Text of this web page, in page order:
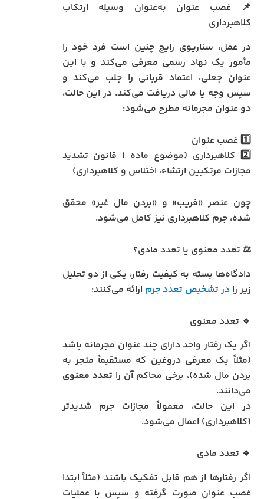
📌 غصب عنوان به‌عنوان وسیله ارتکاب
کلاهبرداری
در عمل، سناریوی رایج چنین است فرد خود را
مأمور یک نهاد رسمی معرفی می‌کند و با این
عنوان جعلی، اعتماد قربانی را جلب می‌کند و
سپس وجه یا مالی دریافت می‌کند. در این حالت،
دو عنوان مجرمانه مطرح می‌شود:
1️⃣ غصب عنوان
2️⃣ کلاهبرداری (موضوع ماده ۱ قانون تشدید
مجازات مرتکبین ارتشاء، اختلاس و کلاهبرداری)
چون عنصر «فریب» و «بردن مال غیر» محقق
شده، جرم کلاهبرداری نیز کامل می‌شود.
⚖️ تعدد معنوی یا تعدد مادی؟
دادگاه‌ها بسته به کیفیت رفتار، یکی از دو تحلیل
زیر رادر تشخیص تعدد جرم ارائه می‌کنند:
🔹 تعدد معنوی
اگر یک رفتار واحد دارای چند عنوان مجرمانه باشد
(مثلاً یک معرفی دروغین که مستقیماً منجر به
بردن مال شده)، برخی محاکم آن را تعدد معنوی
می‌دانند.
در این حالت، معمولاً مجازات جرم شدیدتر
(کلاهبرداری) اعمال می‌شود.
🔹 تعدد مادی
اگر رفتارها از هم قابل تفکیک باشند (مثلاً ابتدا
غصب عنوان صورت گرفته و سپس با عملیات